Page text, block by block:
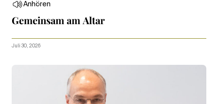
Anhören
Gemeinsam am Altar
Juli 30, 2026